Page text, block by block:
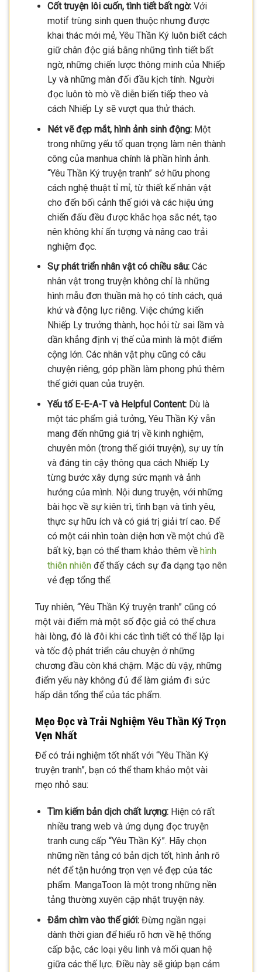
Cốt truyện lôi cuốn, tình tiết bất ngờ:Với
motif trùng sinh quen thuộc nhưng được
khai thác mới mẻ, Yêu Thần Ký luôn biết cách
giữ chân độc giả bằng những tình tiết bất
ngờ, những chiến lược thông minh của Nhiếp
Ly và những màn đối đầu kịch tính. Người
đọc luôn tò mò về diễn biến tiếp theo và
cách Nhiếp Ly sẽ vượt qua thử thách.
Nét vẽ đẹp mắt, hình ảnh sinh động:Một
trong những yếu tố quan trọng làm nên thành
công của manhua chính là phần hình ảnh.
“Yêu Thần Ký truyện tranh” sở hữu phong
cách nghệ thuật tỉ mỉ, từ thiết kế nhân vật
cho đến bối cảnh thế giới và các hiệu ứng
chiến đấu đều được khắc họa sắc nét, tạo
nên không khí ấn tượng và nâng cao trải
nghiệm đọc.
Sự phát triển nhân vật có chiều sâu:Các
nhân vật trong truyện không chỉ là những
hình mẫu đơn thuần mà họ có tính cách, quá
khứ và động lực riêng. Việc chứng kiến
Nhiếp Ly trưởng thành, học hỏi từ sai lầm và
dần khẳng định vị thế của mình là một điểm
cộng lớn. Các nhân vật phụ cũng có câu
chuyện riêng, góp phần làm phong phú thêm
thế giới quan của truyện.
Yếu tố E-E-A-T và Helpful Content:Dù là
một tác phẩm giả tưởng, Yêu Thần Ký vẫn
mang đến những giá trị về kinh nghiệm,
chuyên môn (trong thế giới truyện), sự uy tín
và đáng tin cậy thông qua cách Nhiếp Ly
từng bước xây dựng sức mạnh và ảnh
hưởng của mình. Nội dung truyện, với những
bài học về sự kiên trì, tình bạn và tình yêu,
thực sự hữu ích và có giá trị giải trí cao. Để
có một cái nhìn toàn diện hơn về một chủ đề
bất kỳ, bạn có thể tham khảo thêm về hình
thiên nhiênđể thấy cách sự đa dạng tạo nên
vẻ đẹp tổng thể.
Tuy nhiên, “Yêu Thần Ký truyện tranh” cũng có
một vài điểm mà một số độc giả có thể chưa
hài lòng, đó là đôi khi các tình tiết có thể lặp lại
và tốc độ phát triển câu chuyện ở những
chương đầu còn khá chậm. Mặc dù vậy, những
điểm yếu này không đủ để làm giảm đi sức
hấp dẫn tổng thể của tác phẩm.
Mẹo Đọc và Trải Nghiệm Yêu Thần Ký Trọn
Vẹn Nhất
Để có trải nghiệm tốt nhất với “Yêu Thần Ký
truyện tranh”, bạn có thể tham khảo một vài
mẹo nhỏ sau:
Tìm kiếm bản dịch chất lượng:Hiện có rất
nhiều trang web và ứng dụng đọc truyện
tranh cung cấp “Yêu Thần Ký”. Hãy chọn
những nền tảng có bản dịch tốt, hình ảnh rõ
nét để tận hưởng trọn vẹn vẻ đẹp của tác
phẩm. MangaToon là một trong những nền
tảng thường xuyên cập nhật truyện này.
Đắm chìm vào thế giới:Đừng ngần ngại
dành thời gian để hiểu rõ hơn về hệ thống
cấp bậc, các loại yêu linh và mối quan hệ
giữa các thế lực. Điều này sẽ giúp bạn cảm